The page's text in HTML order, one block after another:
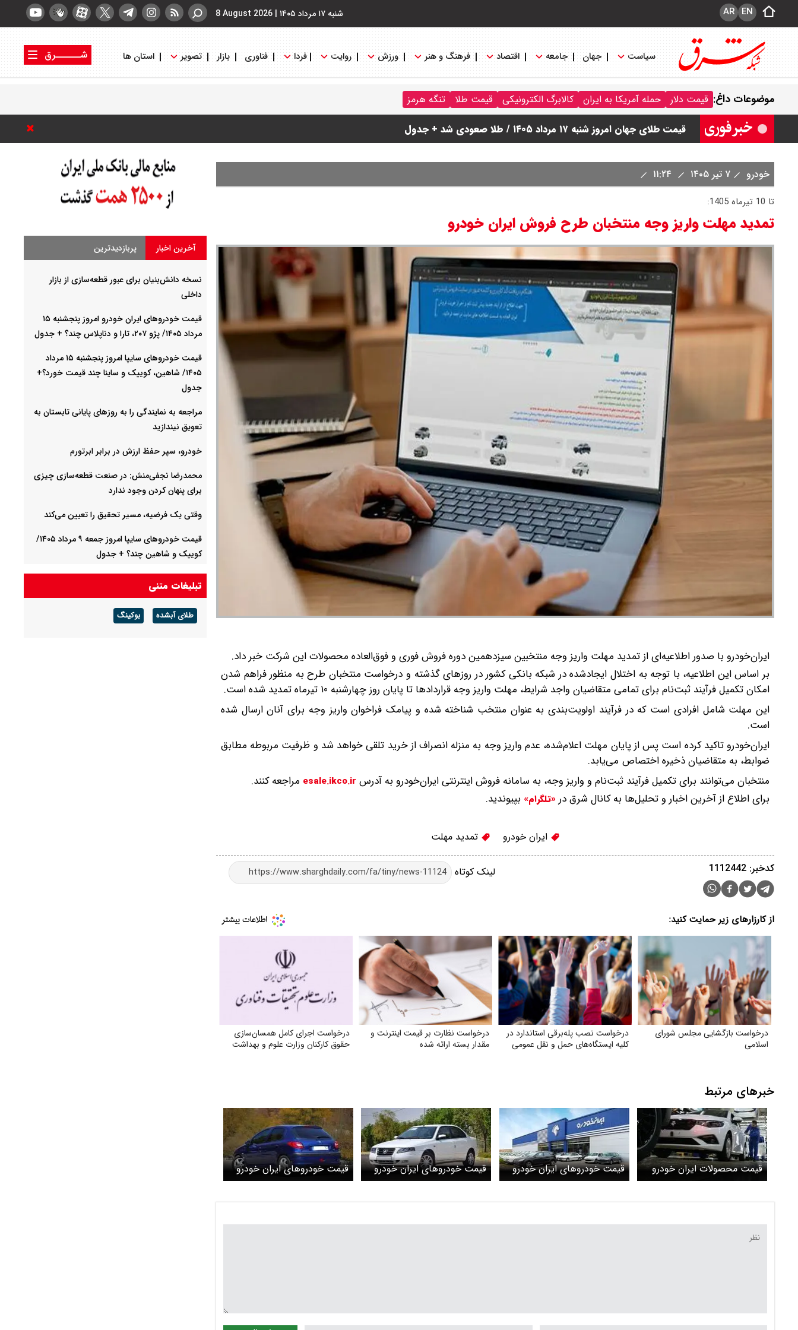
شنبه ۱۷ مرداد ۱۴۰۵ |
8 August 2026 EN
AR
سیاست جهان جامعه اقتصاد فرهنگ و هنر ورزش روایت فردا فناوری بازار تصویر استان ها
شــــــرق
موضوعات داغ: قیمت دلار حمله آمریکا به ایران کالابرگ الکترونیکی قیمت طلا تنگه هرمز
قیمت سکه امامی امروز شنبه ۱۷ مرداد ۱۴۰۵ اعلام شد/ صعود قیمت سکه
قیمت نفت امروز شنبه ۱۷ مرداد ۱۴۰۵ / نفت صعودی شد + جدول
قیمت طلای جهان امروز شنبه ۱۷ مرداد ۱۴۰۵ / طلا صعودی شد + جدول
قیمت طلا ۲۴ عیار امروز شنبه ۱۷ مرداد ۱۴۰۵ اعلام شد/ جهش قیمت طلا
خودرو ۷ تیر ۱۴۰۵
تا 10 تیرماه 1405:
تمدید مهلت واریز وجه منتخبان طرح فروش ایران خودرو
ایران‌خودرو با صدور اطلاعیه‌ای از تمدید مهلت واریز وجه منتخبین سیزدهمین دوره فروش فوری و فوق‌العاده محصولات این شرکت خبر داد.
بر اساس این اطلاعیه، با توجه به اختلال ایجادشده در شبکه بانکی کشور در روزهای گذشته و درخواست منتخبان طرح به منظور فراهم شدن
امکان تکمیل فرآیند ثبت‌نام برای تمامی متقاضیان واجد شرایط، مهلت واریز وجه قراردادها تا پایان روز چهارشنبه ۱۰ تیرماه تمدید شده است.
این مهلت شامل افرادی است که در فرآیند اولویت‌بندی به عنوان منتخب شناخته شده و پیامک فراخوان واریز وجه برای آنان ارسال شده
است.
ایران‌خودرو تاکید کرده است پس از پایان مهلت اعلام‌شده، عدم واریز وجه به منزله انصراف از خرید تلقی خواهد شد و ظرفیت مربوطه مطابق
ضوابط، به متقاضیان ذخیره اختصاص می‌یابد.
منتخبان می‌توانند برای تکمیل فرآیند ثبت‌نام و واریز وجه، به سامانه فروش اینترنتی ایران‌خودرو به آدرس esale.ikco.ir مراجعه کنند.
برای اطلاع از آخرین اخبار و تحلیل‌ها به کانال شرق در «تلگرام» بپیوندید.
ایران خودرو تمدید مهلت
لینک کوتاه کدخبر: 1112442
از کارزارهای زیر حمایت کنید:
درخواست بازگشایی مجلس شورای
اسلامی
درخواست نصب پله‌برقی استاندارد در
کلیه ایستگاه‌های حمل‌ و نقل عمومی
درخواست نظارت بر قیمت اینترنت و
مقدار بسته ارائه شده
درخواست اجرای کامل همسان‌سازی
حقوق کارکنان وزارت علوم و بهداشت
خبرهای مرتبط
قیمت محصولات ایران خودرو
امروز یکشنبه ۷ تیر ۱۴۰۵/ دنا
قیمت خودرو‌های ایران خودرو
امروز شنبه ۶ تیر ۱۴۰۵ + جدول
قیمت خودرو‌های ایران خودرو
امروز جمعه ۵ تیر ۱۴۰۵ اعلام
قیمت خودرو‌های ایران خودرو
امروز چهارشنبه ۳ تیر ۱۴۰۵/
آخرین اخبار پربازدیدترین
نسخه دانش‌بنیان برای عبور قطعه‌سازی از بازار
داخلی
قیمت خودرو‌های ایران خودرو امروز پنجشنبه ۱۵
مرداد ۱۴۰۵/ پژو ۲۰۷، تارا و دناپلاس چند؟ + جدول
قیمت خودرو‌های سایپا امروز پنجشنبه ۱۵ مرداد
۱۴۰۵/ شاهین، کوییک و ساینا چند قیمت خورد؟+
جدول
مراجعه به نمایندگی را به روزهای پایانی تابستان به
تعویق نیندازید
خودرو، سپر حفظ ارزش در برابر ابرتورم
محمدرضا نجفی‌منش: در صنعت قطعه‌سازی چیزی
برای پنهان کردن وجود ندارد
وقتی یک فرضیه، مسیر تحقیق را تعیین می‌کند
قیمت خودرو‌های سایپا امروز جمعه ۹ مرداد ۱۴۰۵/
کوییک و شاهین چند؟ + جدول
قیمت خودرو‌های ایران خودرو امروز جمعه ۹ مرداد
۱۴۰۵/ سورن پلاس و پژو ۲۰۷ چند؟ + جدول
کیفیت خودرو قربانی قضاوت‌های ساده‌انگارانه است
تبلیغات متنی
طلای آبشده بوکینگ